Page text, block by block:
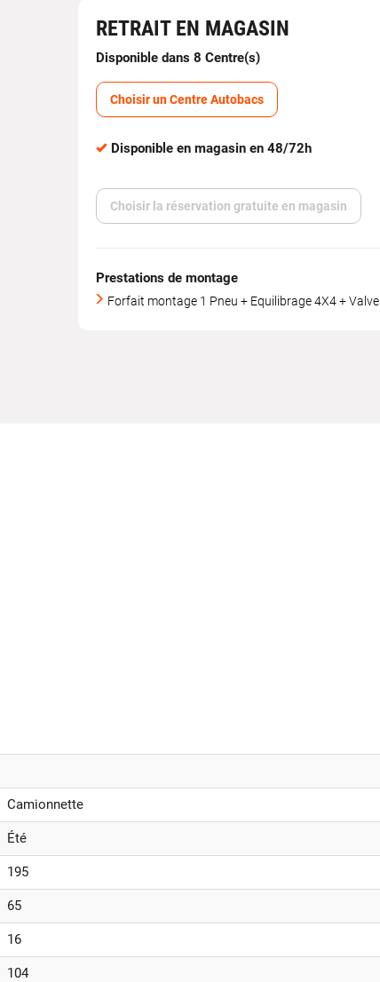
RETRAIT EN MAGASIN
Disponible dans 8 Centre(s)
Choisir un Centre Autobacs
Disponible en magasin en 48/72h
Choisir la réservation gratuite en magasin
Prestations de montage
Forfait montage 1 Pneu + Equilibrage 4X4 + Valve
Camionnette
Été
195
65
16
104